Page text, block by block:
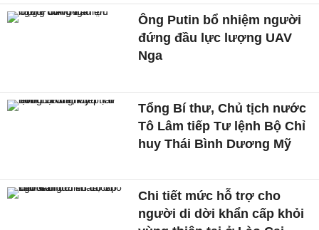
Ông Putin bổ nhiệm người
đứng đầu lực lượng UAV
Nga
Tổng Bí thư, Chủ tịch nước
Tô Lâm tiếp Tư lệnh Bộ Chỉ
huy Thái Bình Dương Mỹ
Chi tiết mức hỗ trợ cho
người di dời khẩn cấp khỏi